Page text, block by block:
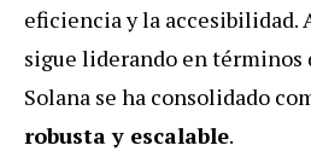
eficiencia y la accesibilidad.
sigue liderando en términos
Solana se ha consolidado
robusta y escalable.